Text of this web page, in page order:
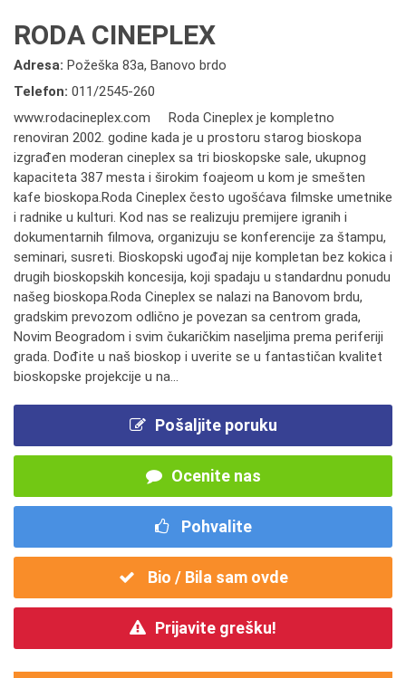
RODA CINEPLEX
Adresa: Požeška 83a, Banovo brdo
Telefon: 011/2545-260
www.rodacineplex.com Roda Cineplex je kompletno
renoviran 2002. godine kada je u prostoru starog bioskopa
izgrađen moderan cineplex sa tri bioskopske sale, ukupnog
kapaciteta 387 mesta i širokim foajeom u kom je smešten
kafe bioskopa.Roda Cineplex često ugošćava filmske umetnike
i radnike u kulturi. Kod nas se realizuju premijere igranih i
dokumentarnih filmova, organizuju se konferencije za štampu,
seminari, susreti. Bioskopski ugođaj nije kompletan bez kokica i
drugih bioskopskih koncesija, koji spadaju u standardnu ponudu
našeg bioskopa.Roda Cineplex se nalazi na Banovom brdu,
gradskim prevozom odlično je povezan sa centrom grada,
Novim Beogradom i svim čukaričkim naseljima prema periferiji
grada. Dođite u naš bioskop i uverite se u fantastičan kvalitet
bioskopske projekcije u na...
Pošaljite poruku
Ocenite nas
Pohvalite
Bio / Bila sam ovde
Prijavite grešku!